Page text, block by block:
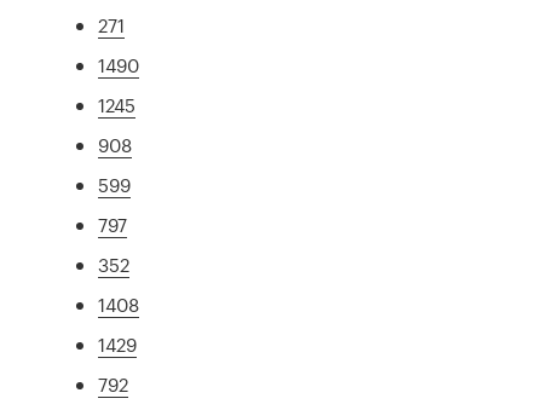
271
1490
1245
908
599
797
352
1408
1429
792